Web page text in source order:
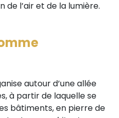
l’air et de la lumière.
autour d’une allée
à partir de laquelle se
bâtiments, en pierre de